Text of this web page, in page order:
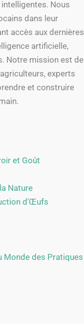
Nous
dans leur
accès aux dernières
artificielle,
Notre mission est de
experts
et construire
et Goût
Nature
d’Œufs
Monde des Pratiques